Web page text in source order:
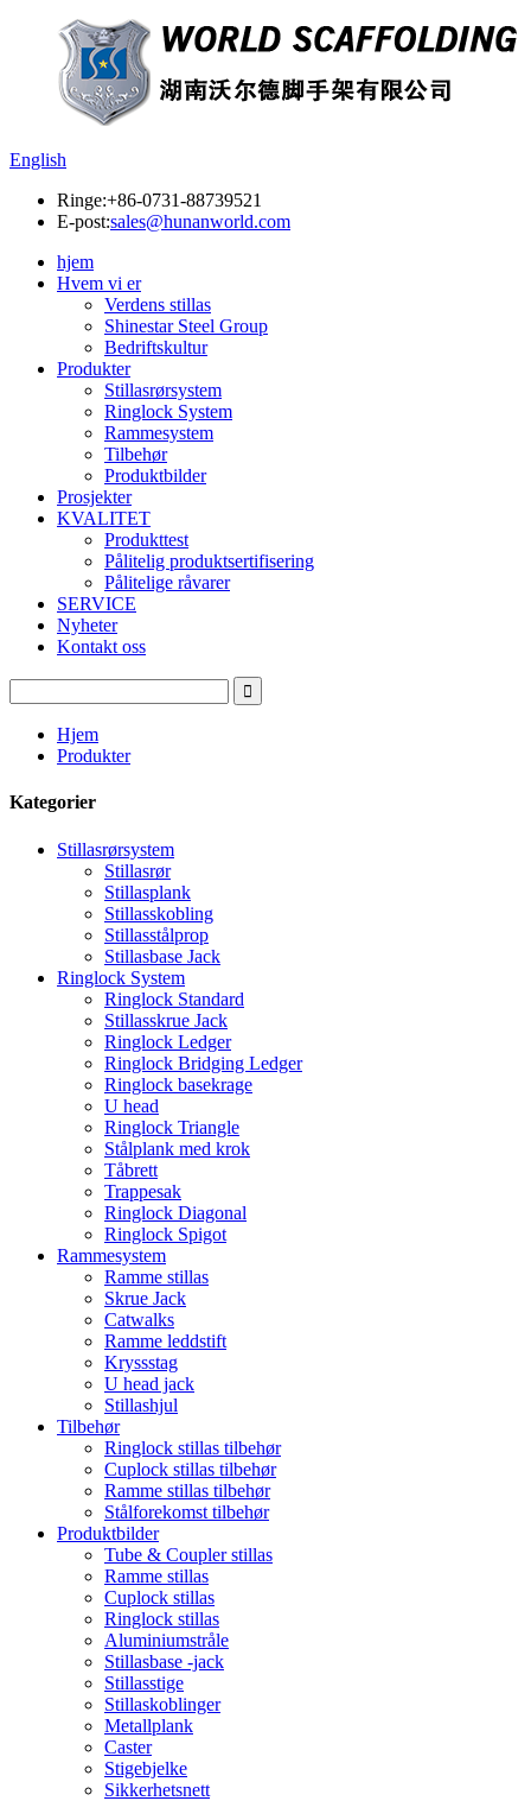
English
Ringe:+86-0731-88739521
E-post:sales@hunanworld.com
hjem
Hvem vi er
Verdens stillas
Shinestar Steel Group
Bedriftskultur
Produkter
Stillasrørsystem
Ringlock System
Rammesystem
Tilbehør
Produktbilder
Prosjekter
KVALITET
Produkttest
Pålitelig produktsertifisering
Pålitelige råvarer
SERVICE
Nyheter
Kontakt oss
Hjem
Produkter
Kategorier
Stillasrørsystem
Stillasrør
Stillasplank
Stillasskobling
Stillasstålprop
Stillasbase Jack
Ringlock System
Ringlock Standard
Stillasskrue Jack
Ringlock Ledger
Ringlock Bridging Ledger
Ringlock basekrage
U head
Ringlock Triangle
Stålplank med krok
Tåbrett
Trappesak
Ringlock Diagonal
Ringlock Spigot
Rammesystem
Ramme stillas
Skrue Jack
Catwalks
Ramme leddstift
Kryssstag
U head jack
Stillashjul
Tilbehør
Ringlock stillas tilbehør
Cuplock stillas tilbehør
Ramme stillas tilbehør
Stålforekomst tilbehør
Produktbilder
Tube & Coupler stillas
Ramme stillas
Cuplock stillas
Ringlock stillas
Aluminiumstråle
Stillasbase -jack
Stillasstige
Stillaskoblinger
Metallplank
Caster
Stigebjelke
Sikkerhetsnett